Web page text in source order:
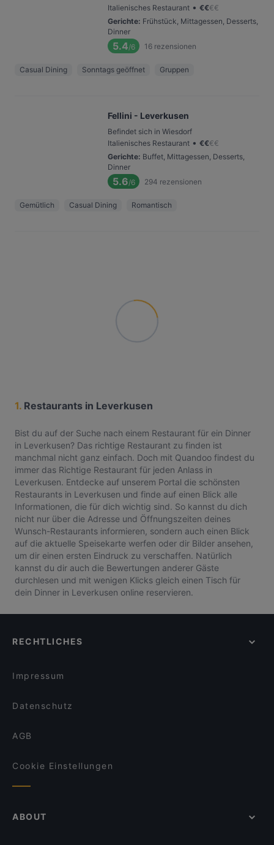
Italienisches Restaurant • €€€€
Gerichte: Frühstück, Mittagessen, Desserts,
Dinner
5.4/6 16 rezensionen
Casual Dining Sonntags geöffnet Gruppen
Fellini - Leverkusen
Befindet sich in Wiesdorf
Italienisches Restaurant • €€€€
Gerichte: Buffet, Mittagessen, Desserts,
Dinner
5.6/6 294 rezensionen
Gemütlich Casual Dining Romantisch
1. Restaurants in Leverkusen
Bist du auf der Suche nach einem Restaurant für ein Dinner
in Leverkusen? Das richtige Restaurant zu finden ist
manchmal nicht ganz einfach. Doch mit Quandoo findest du
immer das Richtige Restaurant für jeden Anlass in
Leverkusen. Entdecke auf unserem Portal die schönsten
Restaurants in Leverkusen und finde auf einen Blick alle
Informationen, die für dich wichtig sind. So kannst du dich
nicht nur über die Adresse und Öffnungszeiten deines
Wunsch-Restaurants informieren, sondern auch einen Blick
auf die aktuelle Speisekarte werfen oder dir Bilder ansehen,
um dir einen ersten Eindruck zu verschaffen. Natürlich
kannst du dir auch die Bewertungen anderer Gäste
durchlesen und mit wenigen Klicks gleich einen Tisch für
dein Dinner in Leverkusen online reservieren.
RECHTLICHES
Impressum
Datenschutz
AGB
Cookie Einstellungen
ABOUT